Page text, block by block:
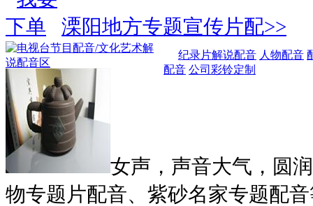
溧阳地方专题宣传片配>>
纪录片解说配音 人物配音
配音 公司彩铃定制
女声，声音大气，圆
物专题片配音、紫砂名家专题配